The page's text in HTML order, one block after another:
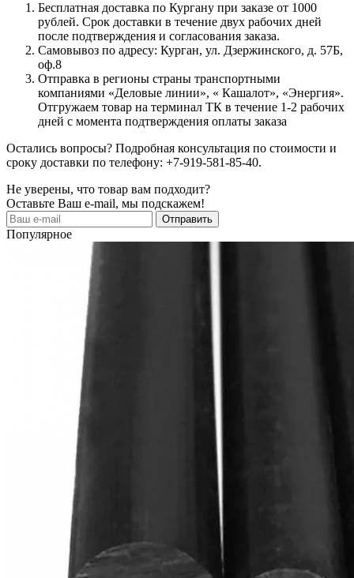
Бесплатная доставка по Кургану при заказе от 1000
рублей. Срок доставки в течение двух рабочих дней
после подтверждения и согласования заказа.
Самовывоз по адресу: Курган, ул. Дзержинского, д. 57Б,
оф.8
Отправка в регионы страны транспортными
компаниями «Деловые линии», « Кашалот», «Энергия».
Отгружаем товар на терминал ТК в течение 1-2 рабочих
дней с момента подтверждения оплаты заказа
Остались вопросы? Подробная консультация по стоимости и
сроку доставки по телефону: +7-919-581-85-40.
Не уверены, что товар вам подходит?
Оставьте Ваш e-mail, мы подскажем!
Популярное